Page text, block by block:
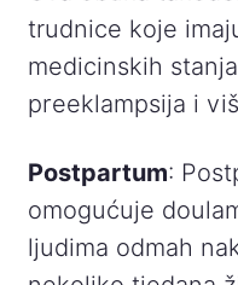
trudnice koje
medicinskih
preeklampsija i
Postpartum:
omogućuje
ljudima odmah